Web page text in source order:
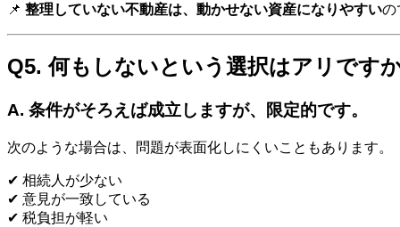
📌 整理していない不動産は、動かせない資産になりやすいの
Q5. 何もしないという選択はアリです
A. 条件がそろえば成立しますが、限定的です。
次のような場合は、問題が表面化しにくいこともあります。
✔ 相続人が少ない
✔ 意見が一致している
✔ 税負担が軽い